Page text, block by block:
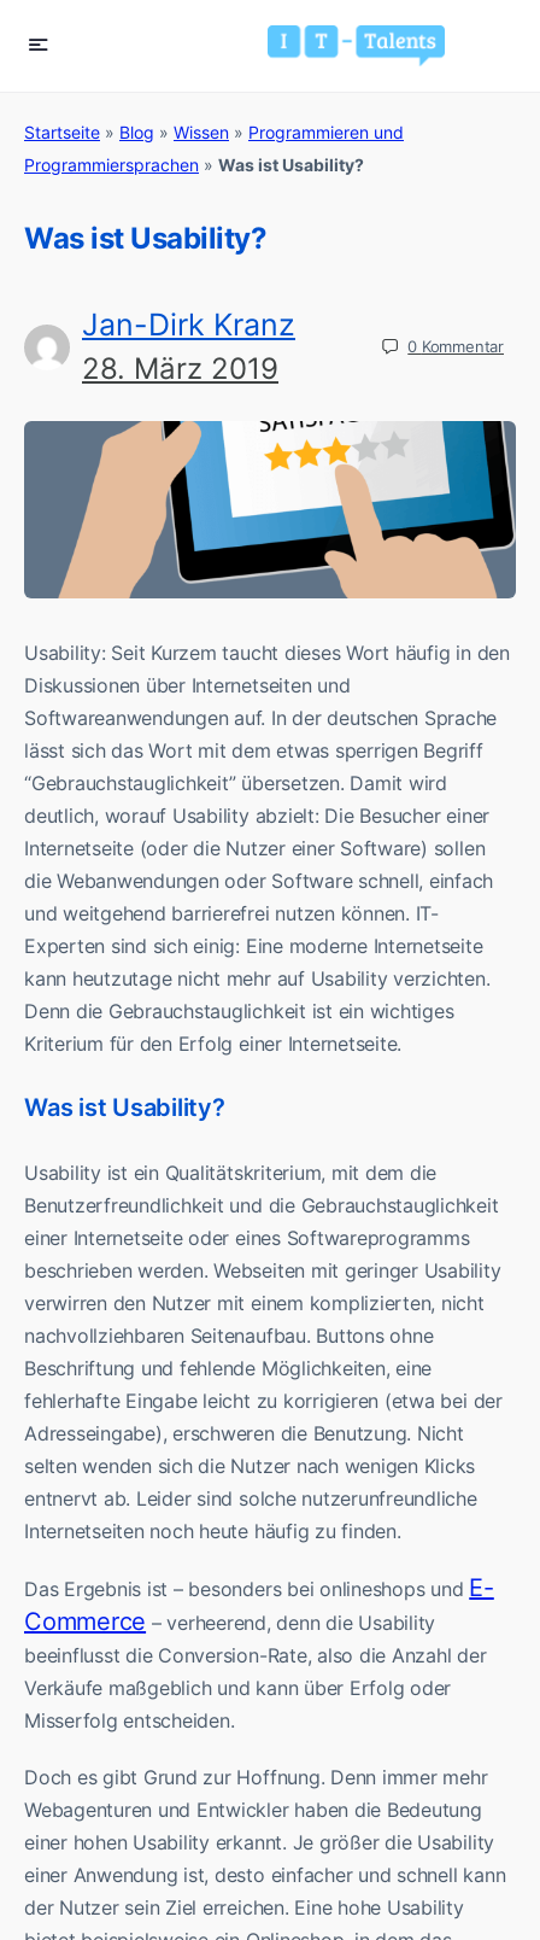
Startseite » Blog » Wissen » Programmieren und
Programmiersprachen » Was ist Usability?
Was ist Usability?
Jan-Dirk Kranz
28. März 2019
0 Kommentar
Usability: Seit Kurzem taucht dieses Wort häufig in den
Diskussionen über Internetseiten und
Softwareanwendungen auf. In der deutschen Sprache
lässt sich das Wort mit dem etwas sperrigen Begriff
“Gebrauchstauglichkeit” übersetzen. Damit wird
deutlich, worauf Usability abzielt: Die Besucher einer
Internetseite (oder die Nutzer einer Software) sollen
die Webanwendungen oder Software schnell, einfach
und weitgehend barrierefrei nutzen können. IT-
Experten sind sich einig: Eine moderne Internetseite
kann heutzutage nicht mehr auf Usability verzichten.
Denn die Gebrauchstauglichkeit ist ein wichtiges
Kriterium für den Erfolg einer Internetseite.
Was ist Usability?
Usability ist ein Qualitätskriterium, mit dem die
Benutzerfreundlichkeit und die Gebrauchstauglichkeit
einer Internetseite oder eines Softwareprogramms
beschrieben werden. Webseiten mit geringer Usability
verwirren den Nutzer mit einem komplizierten, nicht
nachvollziehbaren Seitenaufbau. Buttons ohne
Beschriftung und fehlende Möglichkeiten, eine
fehlerhafte Eingabe leicht zu korrigieren (etwa bei der
Adresseingabe), erschweren die Benutzung. Nicht
selten wenden sich die Nutzer nach wenigen Klicks
entnervt ab. Leider sind solche nutzerunfreundliche
Internetseiten noch heute häufig zu finden.
Das Ergebnis ist – besonders bei onlineshops und E-
Commerce – verheerend, denn die Usability
beeinflusst die Conversion-Rate, also die Anzahl der
Verkäufe maßgeblich und kann über Erfolg oder
Misserfolg entscheiden.
Doch es gibt Grund zur Hoffnung. Denn immer mehr
Webagenturen und Entwickler haben die Bedeutung
einer hohen Usability erkannt. Je größer die Usability
einer Anwendung ist, desto einfacher und schnell kann
der Nutzer sein Ziel erreichen. Eine hohe Usability